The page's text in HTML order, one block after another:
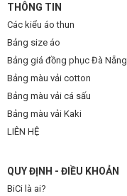
THÔNG TIN
Các kiểu áo thun
Bảng size áo
Bảng giá đồng phục Đà Nẵng
Bảng màu vải cotton
Bảng màu vải cá sấu
Bảng màu vải Kaki
LIÊN HỆ
QUY ĐỊNH - ĐIỀU KHOẢN
BiCi là ai?